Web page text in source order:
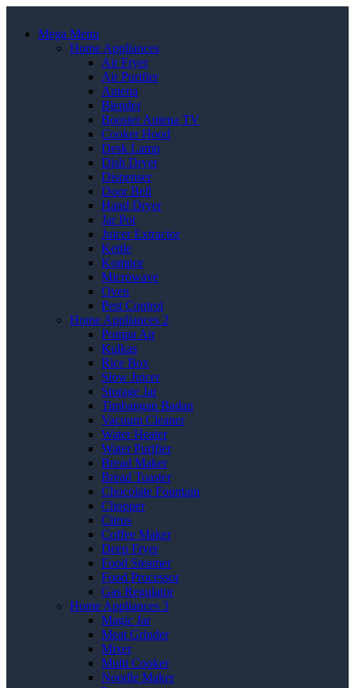
Mega Menu
Home Appliances
Air Fryer
Air Purifier
Antena
Blender
Booster Antena TV
Cooker Hood
Desk Lamp
Dish Dryer
Dispenser
Door Bell
Hand Dryer
Jar Pot
Juicer Extractor
Kettle
Kompor
Microwave
Oven
Pest Control
Home Appliances 2
Pompa Air
Kulkas
Rice Box
Slow Juicer
Storage Jar
Timbangan Badan
Vacuum Cleaner
Water Heater
Water Purifier
Bread Maker
Bread Toaster
Chocolate Fountain
Chopper
Citrus
Coffee Maker
Deep Fryer
Food Steamer
Food Processor
Gas Regulator
Home Appliances 3
Magic Jar
Meat Grinder
Mixer
Multi Cooker
Noodle Maker